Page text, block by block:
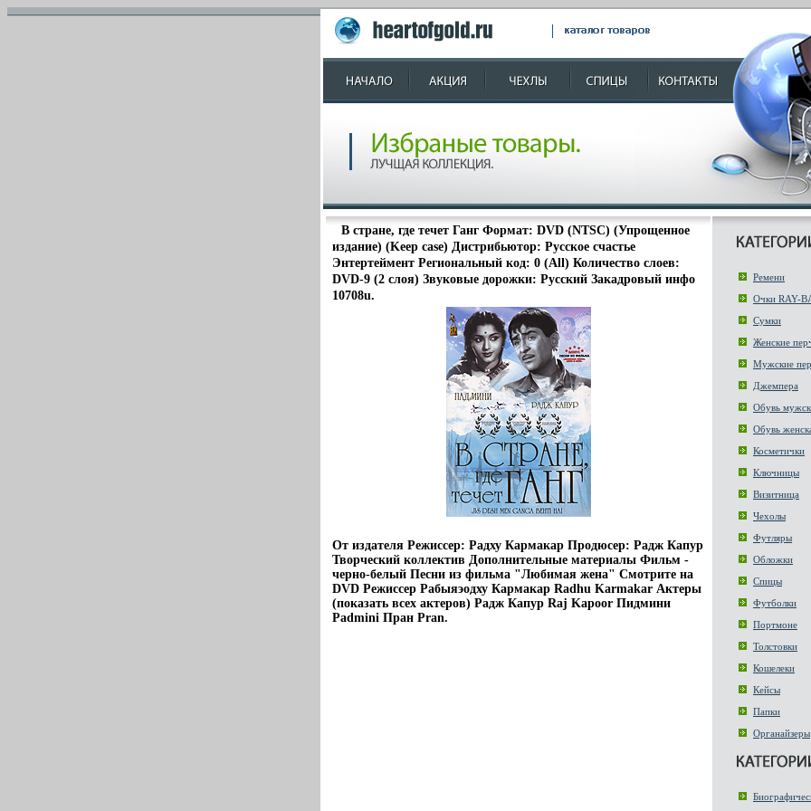
В стране, где течет Ганг Формат: DVD (NTSC) (Упрощенное
издание) (Keep case) Дистрибьютор: Русское счастье
Энтертеймент Региональный код: 0 (All) Количество слоев:
DVD-9 (2 слоя) Звуковые дорожки: Русский Закадровый инфо
10708u.
От издателя Режиссер: Радху Кармакар Продюсер: Радж Капур
Творческий коллектив Дополнительные материалы Фильм -
черно-белый Песни из фильма "Любимая жена" Смотрите на
DVD Режиссер Рабыяэодху Кармакар Radhu Karmakar Актеры
(показать всех актеров) Радж Капур Raj Kapoor Пидмини
Padmini Пран Pran.
Ремени
Очки RAY-
Сумки
Женские
Мужские
Джемпера
Обувь
Обувь
Косметички
Ключницы
Визитница
Чехолы
Футляры
Обложки
Спицы
Футболки
Портмоне
Толстовки
Кошелеки
Кейсы
Папки
Органайзеры